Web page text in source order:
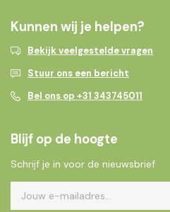
Kunnen wij je helpen?
Bekijk veelgestelde vragen
Stuur ons een bericht
Bel ons op +31 343745011
Blijf op de hoogte
Schrijf je in voor de nieuwsbrief